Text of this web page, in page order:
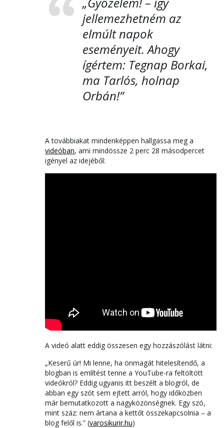
jellemezhetném az
elmúlt napok
eseményeit. Ahogy
ígértem: Tegnap Borkai,
ma Tarlós, holnap
Orbán!”
A továbbiakat mindenképpen hallgassa meg a
videóban, ami mindössze 2 perc 28 másodpercet
igényel az idejéből:
A videó alatt eddig összesen egy hozzászólást látni:
„Keserű úr! Mi lenne, ha önmagát hitelesítendő, a
blogban is említést tenne a YouTube-ra feltöltött
videókról? Eddig ugyanis itt beszélt a blogról, de
abban egy szót sem ejtett arról, hogy időközben
már bemutatkozott a nagyközönségnek. Egy szó,
mint száz: nem ártana a kettőt összekapcsolnia – a
blog felől is.” (varosikurir.hu)